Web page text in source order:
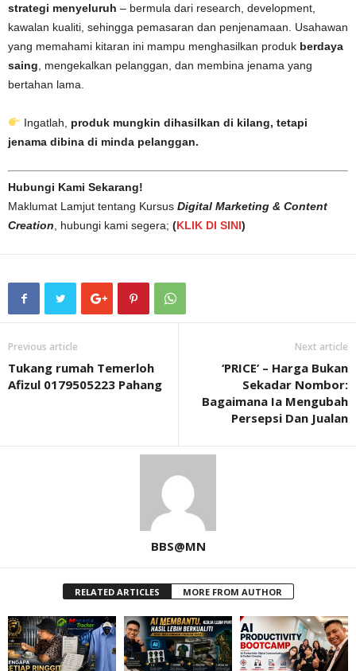
strategi menyeluruh – bermula dari research, development,
kawalan kualiti, sehingga pemasaran dan penjenamaan. Usahawan
yang memahami kitaran ini mampu menghasilkan produk berdaya
saing , mengekalkan pelanggan, dan membina jenama yang
bertahan lama.
Ingatlah, produk mungkin dihasilkan di kilang, tetapi
jenama dibina di minda pelanggan.
Hubungi Kami Sekarang!
Maklumat Lamjut tentang Kursus Digital Marketing & Content
Creation , hubungi kami segera; (KLIK DI SINI)
Previous article
Tukang rumah Temerloh
Afizul 0179505223 Pahang
Next article
‘PRICE’ – Harga Bukan
Sekadar Nombor:
Bagaimana Ia Mengubah
Persepsi Dan Jualan
BBS@MN
RELATED ARTICLES MORE FROM AUTHOR